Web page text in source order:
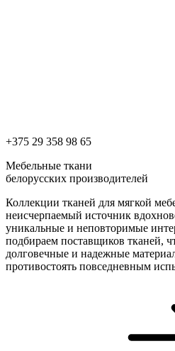
+375 29 358 98 65
Мебельные ткани
белорусских производителей
Коллекции тканей для мягкой
неисчерпаемый источник
уникальные и неповторимые
подбираем поставщиков тканей,
долговечные и надежные
противостоять повседневным